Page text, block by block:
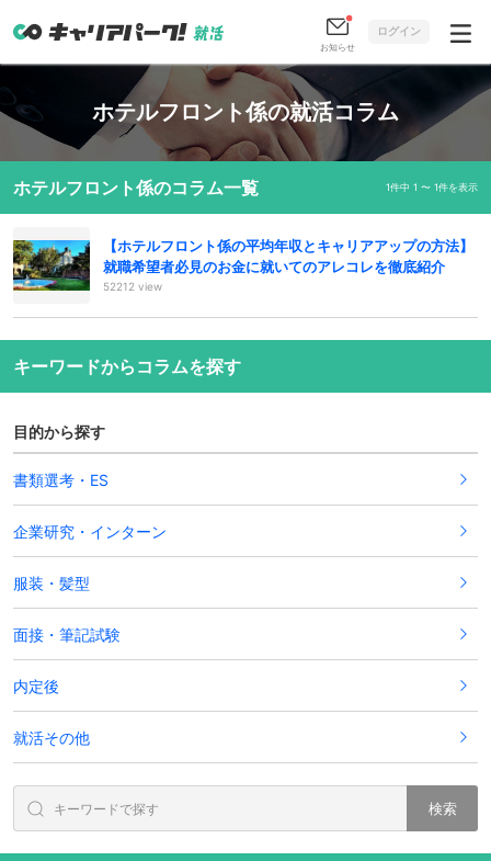
お知らせ
ログイン
ホテルフロント係の就活コラム
ホテルフロント係のコラム一覧 1件中 1 〜 1件を表示
【ホテルフロント係の平均年収とキャリアアップの方法】
就職希望者必見のお金に就いてのアレコレを徹底紹介
52212 view
キーワードからコラムを探す
目的から探す
書類選考・ES
企業研究・インターン
服装・髪型
面接・筆記試験
内定後
就活その他
検索